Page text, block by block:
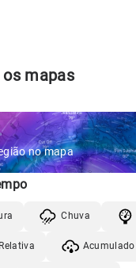
os mapas
no mapa
Chuva
Acumulado